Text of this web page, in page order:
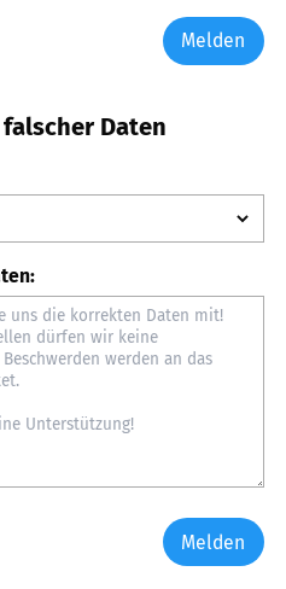
Melden
Daten
Melden